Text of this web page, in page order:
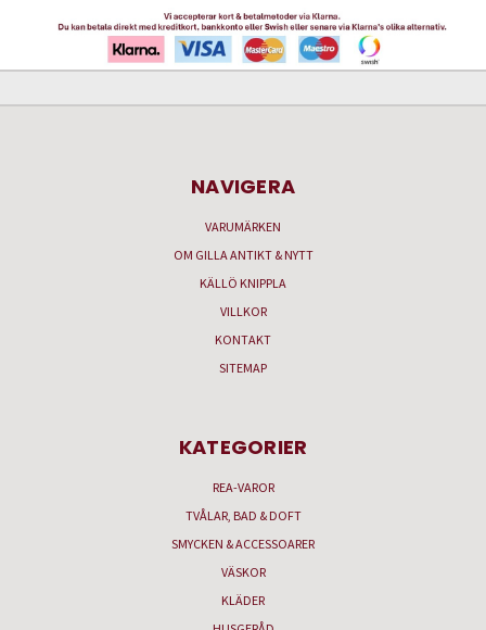
NAVIGERA
VARUMÄRKEN
OM GILLA ANTIKT & NYTT
KÄLLÖ KNIPPLA
VILLKOR
KONTAKT
SITEMAP
KATEGORIER
REA-VAROR
TVÅLAR, BAD & DOFT
SMYCKEN & ACCESSOARER
VÄSKOR
KLÄDER